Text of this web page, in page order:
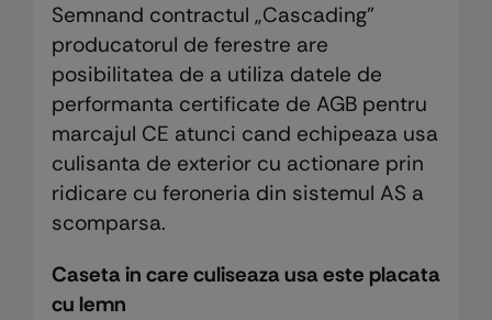
Semnand contractul „Cascading”
producatorul de ferestre are
posibilitatea de a utiliza datele de
performanta certificate de AGB pentru
marcajul CE atunci cand echipeaza usa
culisanta de exterior cu actionare prin
ridicare cu feroneria din sistemul AS a
scomparsa.
Caseta in care culiseaza usa este placata
cu lemn